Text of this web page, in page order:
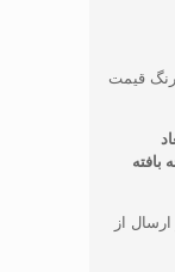
جدیدترین فرش ماشینی ۱۵۰۰ شانه بافت کاشان ۸ رنگ قیمت
قالیچه بافته
از